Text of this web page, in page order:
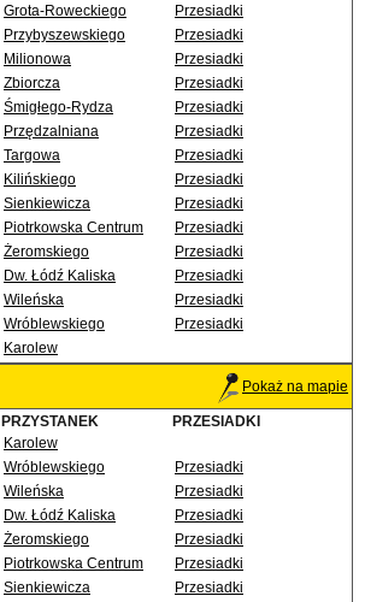
Grota-Roweckiego
Przesiadki
Przybyszewskiego
Przesiadki
Milionowa
Przesiadki
Zbiorcza
Przesiadki
Śmigłego-Rydza
Przesiadki
Przędzalniana
Przesiadki
Targowa
Przesiadki
Kilińskiego
Przesiadki
Sienkiewicza
Przesiadki
Piotrkowska Centrum
Przesiadki
Żeromskiego
Przesiadki
Dw. Łódź Kaliska
Przesiadki
Wileńska
Przesiadki
Wróblewskiego
Przesiadki
Karolew
Pokaż na mapie
PRZYSTANEK
PRZESIADKI
Karolew
Wróblewskiego
Przesiadki
Wileńska
Przesiadki
Dw. Łódź Kaliska
Przesiadki
Żeromskiego
Przesiadki
Piotrkowska Centrum
Przesiadki
Sienkiewicza
Przesiadki